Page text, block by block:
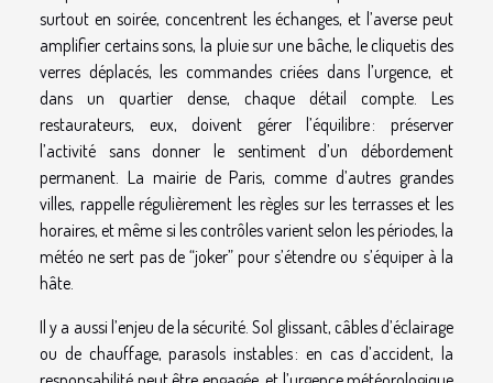
surtout en soirée, concentrent les échanges, et l’averse peut
amplifier certains sons, la pluie sur une bâche, le cliquetis des
verres déplacés, les commandes criées dans l’urgence, et
dans un quartier dense, chaque détail compte. Les
restaurateurs, eux, doivent gérer l’équilibre : préserver
l’activité sans donner le sentiment d’un débordement
permanent. La mairie de Paris, comme d’autres grandes
villes, rappelle régulièrement les règles sur les terrasses et les
horaires, et même si les contrôles varient selon les périodes, la
météo ne sert pas de “joker” pour s’étendre ou s’équiper à la
hâte.
Il y a aussi l’enjeu de la sécurité. Sol glissant, câbles d’éclairage
ou de chauffage, parasols instables : en cas d’accident, la